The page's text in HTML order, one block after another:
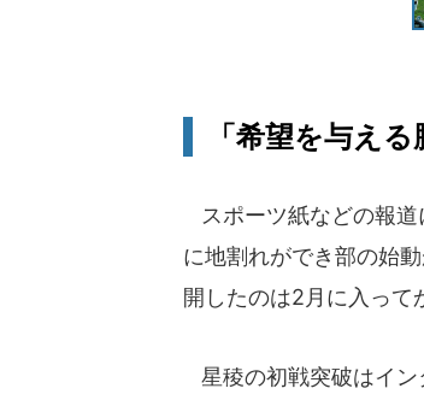
「希望を与える
スポーツ紙などの報道
に地割れができ部の始
開したのは2月に入って
星稜の初戦突破はイン